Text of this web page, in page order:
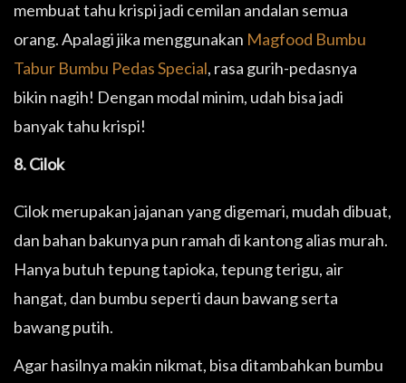
membuat tahu krispi jadi cemilan andalan semua
orang. Apalagi jika menggunakan Magfood Bumbu
Tabur Bumbu Pedas Special, rasa gurih-pedasnya
bikin nagih! Dengan modal minim, udah bisa jadi
banyak tahu krispi!
8. Cilok
Cilok merupakan jajanan yang digemari, mudah dibuat,
dan bahan bakunya pun ramah di kantong alias murah.
Hanya butuh tepung tapioka, tepung terigu, air
hangat, dan bumbu seperti daun bawang serta
bawang putih.
Agar hasilnya makin nikmat, bisa ditambahkan bumbu